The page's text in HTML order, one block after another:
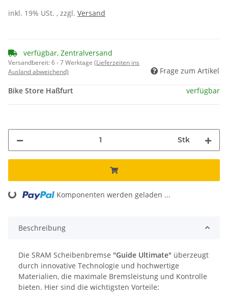
inkl. 19% USt. , zzgl. Versand
verfügbar, Zentralversand
Versandbereit:6 - 7 Werktage (Lieferzeiten ins
Ausland abweichend)
Frage zum Artikel
Bike Store Haßfurt verfügbar
Stk
Loading... Komponenten werden geladen ...
Beschreibung
Die SRAM Scheibenbremse "Guide Ultimate" überzeugt
durch innovative Technologie und hochwertige
Materialien, die maximale Bremsleistung und Kontrolle
bieten. Hier sind die wichtigsten Vorteile: